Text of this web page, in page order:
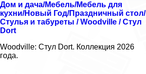
Дом и дача/Мебель/Мебель для
кухни/Новый Год/Праздничный стол/
Стулья и табуреты / Woodville / Стул
Dort
Woodville: Стул Dort. Коллекция 2026
года.